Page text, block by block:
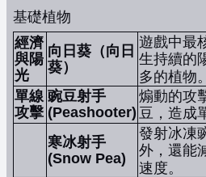
基礎植物
經濟
與陽
光
向日葵（向日
葵）
遊戲中最
生持續的
多的植物。
單線
攻擊
豌豆射手
(Peashooter)
煽動的攻
豆，造成
寒冰射手
(Snow Pea)
發射冰凍
外，還能
速度。